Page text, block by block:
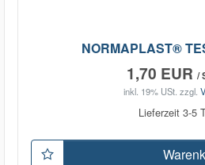
NORMAPLAST®
1,70 EUR /
inkl. 19% USt. zzgl.
Lieferzeit 3-5